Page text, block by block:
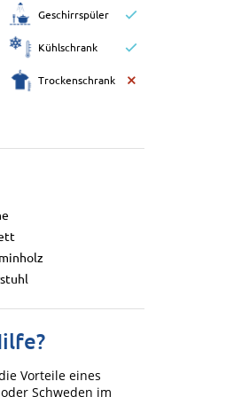
Geschirrspüler
Kühlschrank
Trockenschrank
Vorteile eines
Schweden im